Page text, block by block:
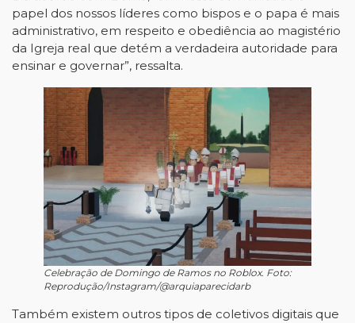
papel dos nossos líderes como bispos e o papa é mais
administrativo, em respeito e obediência ao magistério
da Igreja real que detém a verdadeira autoridade para
ensinar e governar”, ressalta.
Celebração de Domingo de Ramos no Roblox. Foto:
Reprodução/Instagram/@arquiaparecidarb
Também existem outros tipos de coletivos digitais que